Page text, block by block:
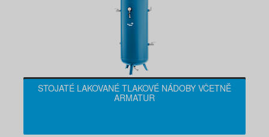
STOJATÉ LAKOVANÉ TLAKOVÉ NÁDOBY VČETNĚ
ARMATUR